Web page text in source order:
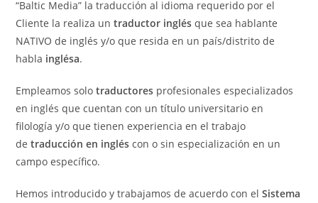
“Baltic Media” la traducción al idioma requerido por el
Cliente la realiza untraductor inglés que sea hablante
NATIVO de inglés y/o que resida en un país/distrito de
habla inglésa.
Empleamos solotraductores profesionales especializados
en inglés que cuentan con un título universitario en
filología y/o que tienen experiencia en el trabajo
de traducción en inglés con o sin especialización en un
campo específico.
Hemos introducido y trabajamos de acuerdo con elSistema